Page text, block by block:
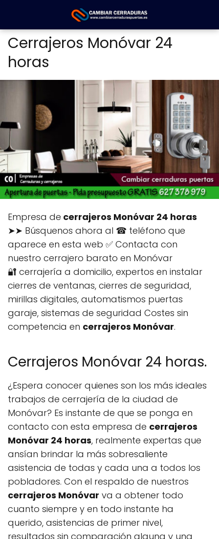
Cerrajeros Monóvar 24
horas
Empresa de cerrajeros Monóvar 24 horas
➤➤ Búsquenos ahora al ☎ teléfono que
aparece en esta web ✅ Contacta con
nuestro cerrajero barato en Monóvar
🔐 cerrajería a domicilio, expertos en instalar
cierres de ventanas, cierres de seguridad,
mirillas digitales, automatismos puertas
garaje, sistemas de seguridad Costes sin
competencia en cerrajeros Monóvar.
Cerrajeros Monóvar 24 horas.
¿Espera conocer quienes son los más ideales
trabajos de cerrajería de la ciudad de
Monóvar? Es instante de que se ponga en
contacto con esta empresa de cerrajeros
Monóvar 24 horas, realmente expertas que
ansían brindar la más sobresaliente
asistencia de todas y cada una a todos los
pobladores. Con el respaldo de nuestros
cerrajeros Monóvar va a obtener todo
cuanto siempre y en todo instante ha
querido, asistencias de primer nivel,
resultados sin comparación alguna y una